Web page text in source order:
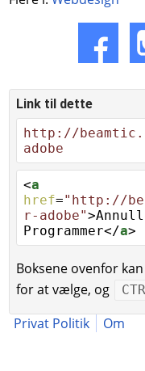
Link til dette
http://
adobe
<a
href="http://
r-adobe"
Programmer</a>
Boksene ovenfor
for at vælge, og
Privat Politik
Om